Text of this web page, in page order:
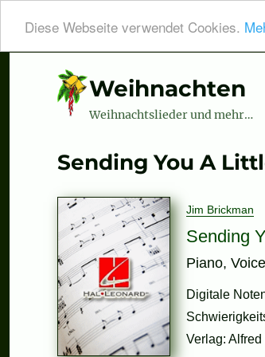
Diese Webseite verwendet Cookies.
Weihnachten
Weihnachtslieder und mehr…
Sending You A
Jim Brickman
Sending
Piano,
Digitale
Verlag: